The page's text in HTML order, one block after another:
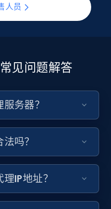
人员
见问题解答
务器？
吗？
IP地址？